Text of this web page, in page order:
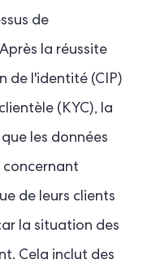
de
la réussite
de l'identité (CIP)
(KYC), la
les données
concernant
de leurs clients
la situation des
Cela inclut des